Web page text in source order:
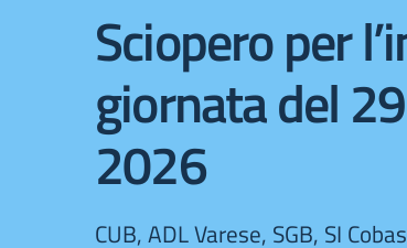
Sciopero per
giornata del
2026
CUB, ADL Varese, SGB, SI